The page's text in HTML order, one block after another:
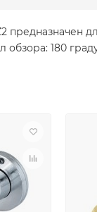
предназначен
обзора: 180